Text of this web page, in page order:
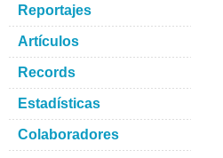
Reportajes
Artículos
Records
Estadísticas
Colaboradores